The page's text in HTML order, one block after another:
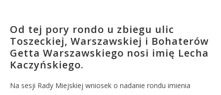
Od tej pory rondo u zbiegu ulic
Toszeckiej, Warszawskiej i Bohaterów
Getta Warszawskiego nosi imię Lecha
Kaczyńskiego.
Na sesji Rady Miejskiej wniosek o nadanie rondu imienia